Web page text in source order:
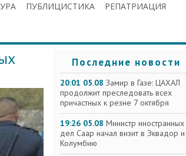
ПУБЛИЦИСТИКА РЕПАТРИАЦИЯ
Последние новости
20:01 05.08 Замир в Газе: ЦАХАЛ
продолжит преследовать всех
причастных к резне 7 октября
19:26 05.08 Министр иностранных
дел Саар начал визит в Эквадор и
Колумбию